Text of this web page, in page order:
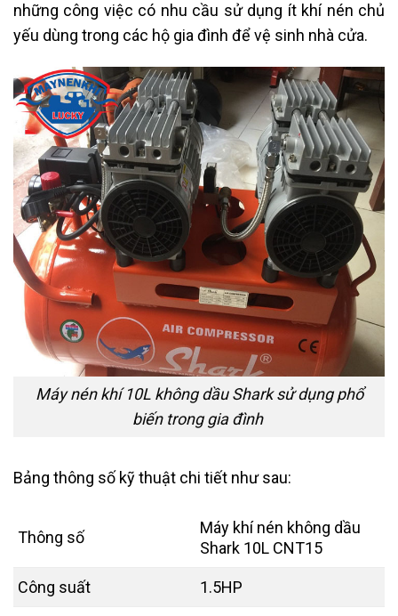
những công việc có nhu cầu sử dụng ít khí nén chủ
yếu dùng trong các hộ gia đình để vệ sinh nhà cửa.
Máy nén khí 10L không dầu Shark sử dụng phổ
biến trong gia đình
Bảng thông số kỹ thuật chi tiết như sau:
Thông số
Máy khí nén không dầu
Shark 10L CNT15
Công suất 1.5HP